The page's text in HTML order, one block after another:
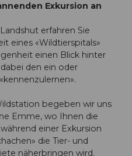
Exkursion an
erfahren Sie
eines «Wildtierspitals»
einen Blick hinter
den ein oder
begeben wir uns
Emme, wo Ihnen die
einer Exkursion
die Tier- und
näherbringen wird.